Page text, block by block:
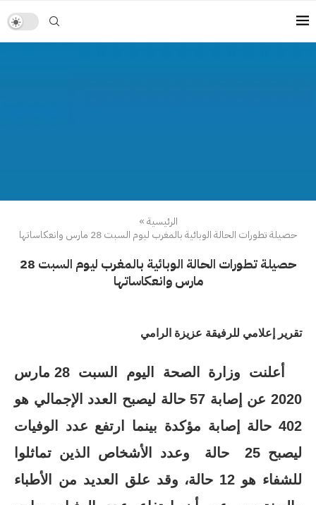
الرئيسية»
حصيلة تطورات الحالة الوبائية بالمغرب ليوم السبت 28 مارس وانعكاساتها
حصيلة تطورات الحالة الوبائية بالمغرب ليوم السبت 28
مارس وانعكاساتها
تقرير إعلامي للرفيقة عزيزة الرامي
أعلنت وزارة الصحة اليوم السبت 28 مارس
2020 عن إصابة
57حالة ليصبح العدد الإجمالي هو
402 حالة إصابة مؤكدة بينما ارتفع عدد الوفيات
ليصبح
حالة
وعدد الأشخاص الذين تماثلوا
للشفاء هو 12 حالة، وقد علق العديد من الأطباء